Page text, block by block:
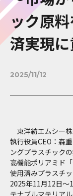
ック原
済実現
2025/11/12
東洋紡エムシー
執行役員CEO：森
ングプラスチック
高機能ポリアミド
使用済みプラスチ
2025年11月12日～
テナブルマテリア